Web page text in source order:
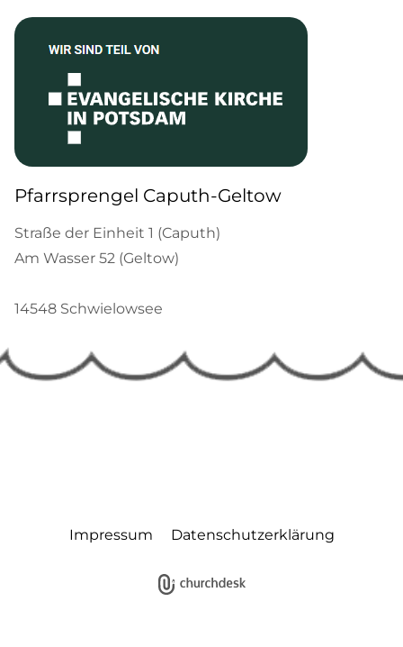
Pfarrsprengel Caputh-Geltow
Straße der Einheit 1 (Caputh)
Am Wasser 52 (Geltow)
14548 Schwielowsee
Impressum Datenschutzerklärung